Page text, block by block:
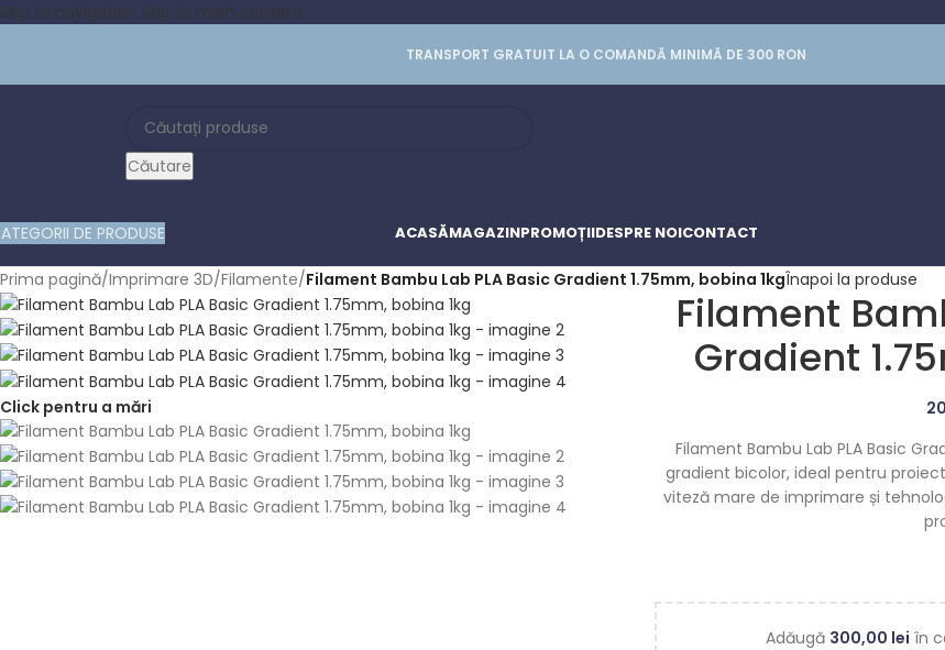
Skip to navigation Skip to main content
TRANSPORT GRATUIT LA O COMANDĂ MINIMĂ DE 300 RON
Căutare
DE PRODUSE ACASĂMAGAZINPROMOȚIIDESPRE NOICONTACT
Prima pagină/Imprimare 3D/Filamente/Filament Bambu Lab PLA Basic Gradient 1.75mm, bobina 1kgÎnapoi la produse
Click pentru a mări
Filament
Gradient
Filament Bambu Lab PLA Basic
gradient bicolor, ideal pentru
viteză mare de imprimare și
Adăugă 300,00 lei în